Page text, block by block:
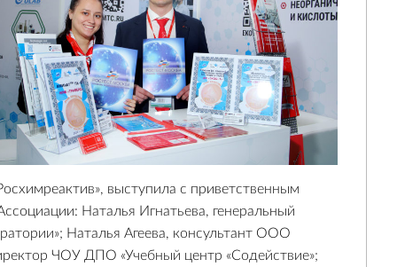
выступила с приветственным
Наталья Игнатьева, генеральный
Наталья Агеева, консультант ООО
ЧОУ ДПО «Учебный центр «Содействие»;